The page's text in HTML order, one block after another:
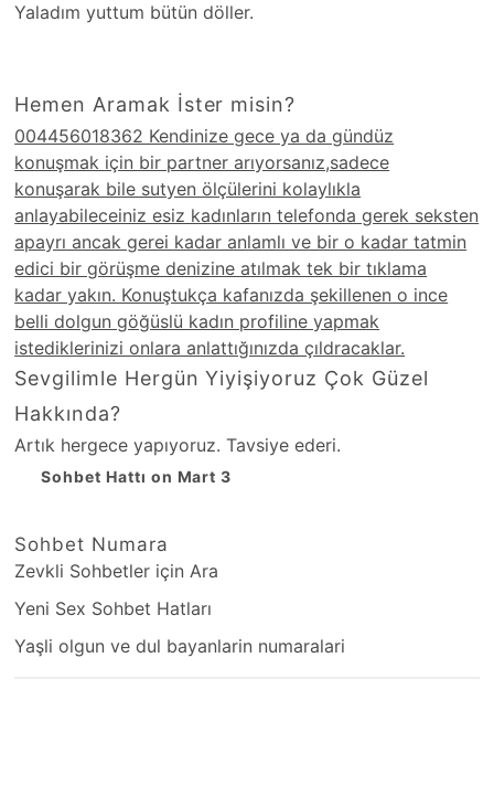
Yaladım yuttum bütün döller.
Hemen Aramak İster misin?
004456018362 Kendinize gece ya da gündüz
konuşmak için bir partner arıyorsanız,sadece
konuşarak bile sutyen ölçülerini kolaylıkla
anlayabileceiniz esiz kadınların telefonda gerek seksten
apayrı ancak gerei kadar anlamlı ve bir o kadar tatmin
edici bir görüşme denizine atılmak tek bir tıklama
kadar yakın. Konuştukça kafanızda şekillenen o ince
belli dolgun göğüslü kadın profiline yapmak
istediklerinizi onlara anlattığınızda çıldracaklar.
Sevgilimle Hergün Yiyişiyoruz Çok Güzel
Hakkında?
Artık hergece yapıyoruz. Tavsiye ederi.
Sohbet Hattı on Mart 3
Sohbet Numara
Zevkli Sohbetler için Ara
Yeni Sex Sohbet Hatları
Yaşli olgun ve dul bayanlarin numaralari